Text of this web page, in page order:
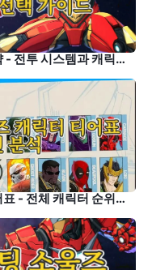
마블 투혼: 파이팅 소울즈 초보자 공략 - 전투 시스템과 캐릭터 선택 가이드
마블 투혼: 파이팅 소울즈 캐릭터 티어표 - 전체 캐릭터 순위와 추천 분석